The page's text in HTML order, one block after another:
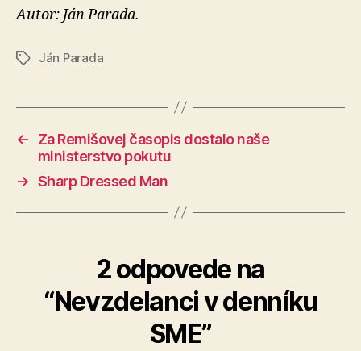
Autor: Ján Parada.
ZnačkyJán Parada
←
Za Remišovej časopis dostalo naše
ministerstvo pokutu
→ Sharp Dressed Man
2 odpovede na
“Nevzdelanci v denníku
SME”